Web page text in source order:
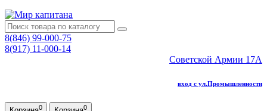
8(846) 99-000-75
8(917) 11-000-14
Советской Армии 17А
вход с ул.Промышленности
0 0